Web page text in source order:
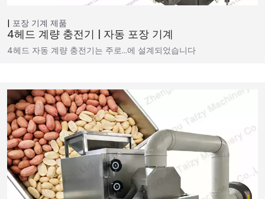
포장 기계 제품
4헤드 계량 충전기 | 자동 포장 기계
4헤드 자동 계량 충전기는 주로…에 설계되었습니다